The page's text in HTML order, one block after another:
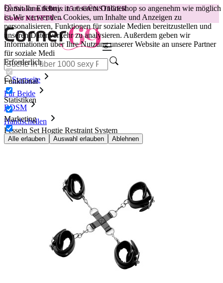
Damit Ihr Erlebnis in unserem Onlineshop so angenehm wie möglich
ist.Wir verwenden Cookies, um Inhalte und Anzeigen zu
personalisieren, Funktionen für soziale Medien bereitzustellen und
unseren Datenverkehr zu analysieren. Außerdem geben wir
Informationen über Ihre Nutzung unserer Website an unsere Partner
für soziale Medi
Erforderlich
Funktional
Statistiken
Marketing
Alle erlauben Auswahl erlauben Ablehnen
😽Svakom Klitty: 15 € GÜNSTIGER
Code: KLITTY →
Startseite
Für Beide
BDSM
Handschellen
Fesseln Set Hogtie Restraint System